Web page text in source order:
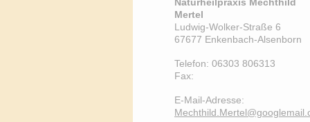
Naturheilpraxis Mechthild
Mertel
Ludwig-Wolker-Straße 6
67677 Enkenbach-Alsenborn
Telefon: 06303 806313
Fax:
E-Mail-Adresse: